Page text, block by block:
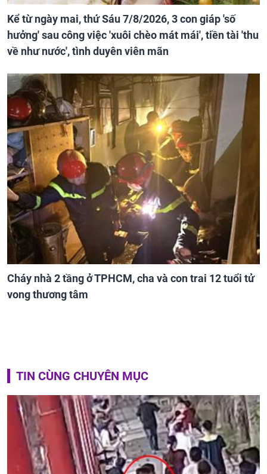
Kể từ ngày mai, thứ Sáu 7/8/2026, 3 con giáp 'số
hưởng' sau công việc 'xuôi chèo mát mái', tiền tài 'thu
về như nước', tình duyên viên mãn
Cháy nhà 2 tầng ở TPHCM, cha và con trai 12 tuổi tử
vong thương tâm
TIN CÙNG CHUYÊN MỤC